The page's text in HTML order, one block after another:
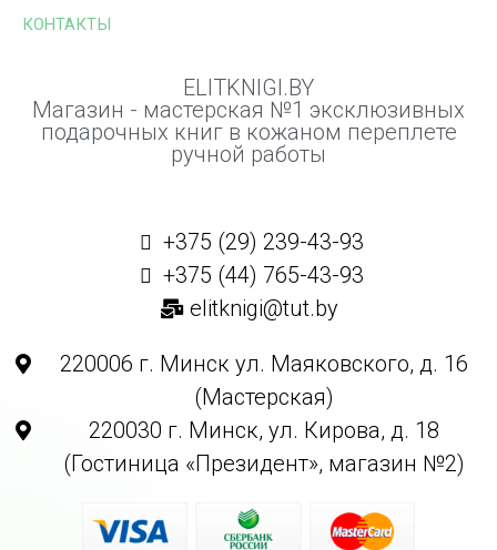
КОНТАКТЫ
ELITKNIGI.BY
Магазин - мастерская №1 эксклюзивных
подарочных книг в кожаном переплете
ручной работы
+375 (29) 239-43-93
+375 (44) 765-43-93
elitknigi@tut.by
220006 г. Минск ул. Маяковского, д. 16
(Мастерская)
220030 г. Минск, ул. Кирова, д. 18
(Гостиница «Президент», магазин №2)